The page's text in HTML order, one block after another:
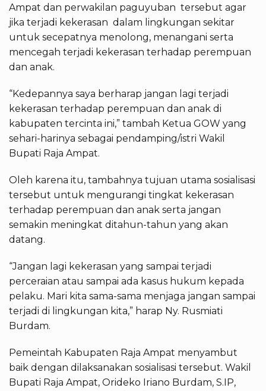
Ampat dan perwakilan paguyuban tersebut agar
jika terjadi kekerasan dalam lingkungan sekitar
untuk secepatnya menolong, menangani serta
mencegah terjadi kekerasan terhadap perempuan
dan anak.
“Kedepannya saya berharap jangan lagi terjadi
kekerasan terhadap perempuan dan anak di
kabupaten tercinta ini,” tambah Ketua GOW yang
sehari-harinya sebagai pendamping/istri Wakil
Bupati Raja Ampat.
Oleh karena itu, tambahnya tujuan utama sosialisasi
tersebut untuk mengurangi tingkat kekerasan
terhadap perempuan dan anak serta jangan
semakin meningkat ditahun-tahun yang akan
datang.
“Jangan lagi kekerasan yang sampai terjadi
perceraian atau sampai ada kasus hukum kepada
pelaku. Mari kita sama-sama menjaga jangan sampai
terjadi di lingkungan kita,” harap Ny. Rusmiati
Burdam.
Pemeintah Kabupaten Raja Ampat menyambut
baik dengan dilaksanakan sosialisasi tersebut. Wakil
Bupati Raja Ampat, Orideko Iriano Burdam, S.IP,